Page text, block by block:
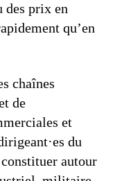
des prix en
qu’en
chaînes
de
et
du
autour